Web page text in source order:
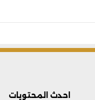
احدث المحتويات